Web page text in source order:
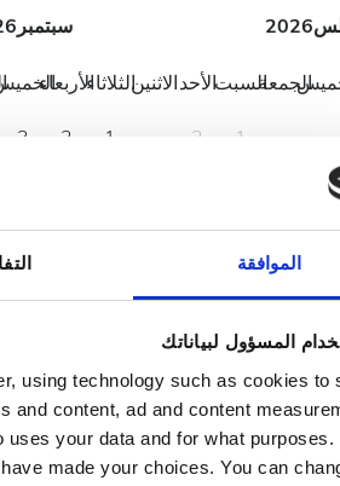
الموافقة
المسؤول لبياناتك
using technology such as cookies to
and content, ad and content
your data and for what purposes.
made your choices. You can
2026
الجمعةالسبتالأحد
1
2
6
20
21
22
23
27
28
29
30
سبتمبر
الاثنينالثلاثاءالأربعاء
1
2
3
21
22
23
24
28